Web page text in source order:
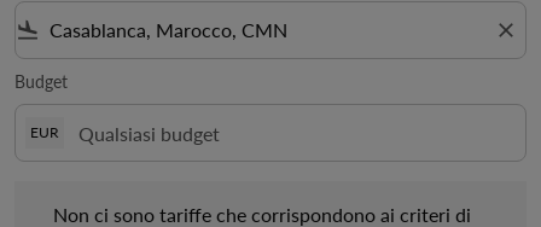
flight_land close
Budget
EUR
Non ci sono tariffe che corrispondono ai criteri di